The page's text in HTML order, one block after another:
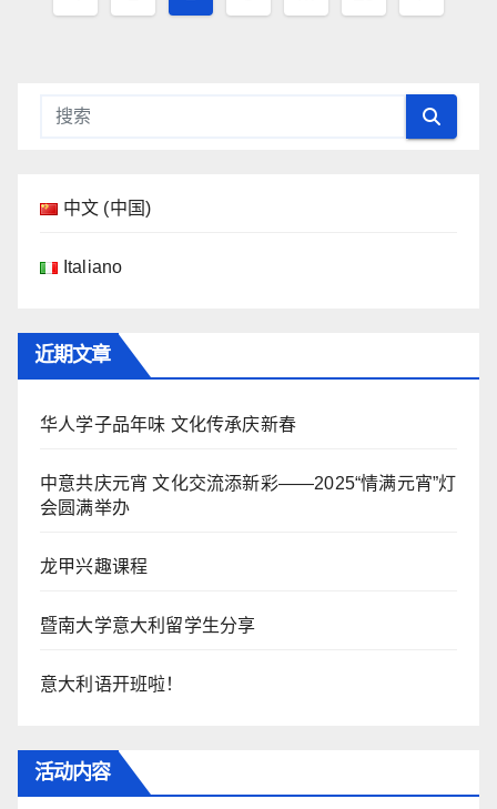
航
中文 (中国)
Italiano
近期文章
华人学子品年味 文化传承庆新春
中意共庆元宵 文化交流添新彩——2025“情满元宵”灯
会圆满举办
龙甲兴趣课程
暨南大学意大利留学生分享
意大利语开班啦！
活动内容